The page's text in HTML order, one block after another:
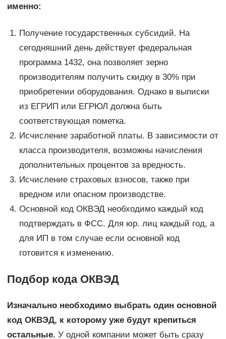
именно:
Получение государственных субсидий. На
сегодняшний день действует федеральная
программа 1432, она позволяет зерно
производителям получить скидку в 30% при
приобретении оборудования. Однако в выписки
из ЕГРИП или ЕГРЮЛ должна быть
соответствующая пометка.
Исчисление заработной платы. В зависимости от
класса производителя, возможны начисления
дополнительных процентов за вредность.
Исчисление страховых взносов, также при
вредном или опасном производстве.
Основной код ОКВЭД необходимо каждый код
подтверждать в ФСС. Для юр. лиц каждый год, а
для ИП в том случае если основной код
готовится к изменению.
Подбор кода ОКВЭД
Изначально необходимо выбрать один основной
код ОКВЭД, к которому уже будут крепиться
остальные. У одной компании может быть сразу